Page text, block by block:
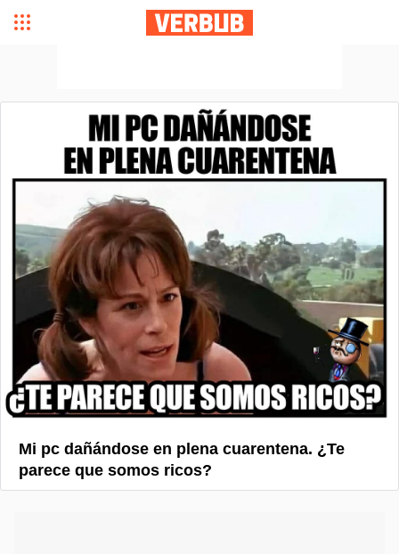
Mi pc dañándose en plena cuarentena. ¿Te
parece que somos ricos?